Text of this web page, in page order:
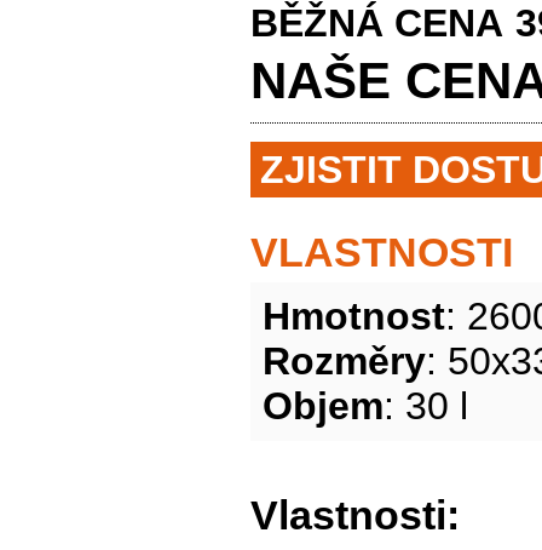
BĚŽNÁ CENA
NAŠE
ZJISTIT
VLASTNOSTI
Hmotnost:
Rozměry:
Objem: 30 l
Vlastnosti: